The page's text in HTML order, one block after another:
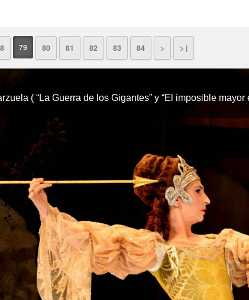
79 80 81 82 83 84 > > |
( “La Guerra de los Gigantes” y “El imposible mayor